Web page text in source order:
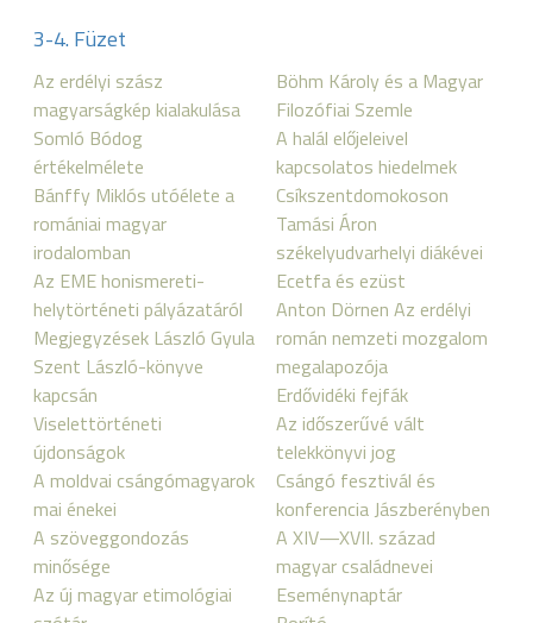
3-4. Füzet
Az erdélyi szász
magyarságkép kialakulása
Somló Bódog
értékelmélete
Bánffy Miklós utóélete a
romániai magyar
irodalomban
Az EME honismereti-
helytörténeti pályázatáról
Megjegyzések László Gyula
Szent László-könyve
kapcsán
Viselettörténeti
újdonságok
A moldvai csángómagyarok
mai énekei
A szöveggondozás
minősége
Az új magyar etimológiai
Böhm Károly és a Magyar
Filozófiai Szemle
A halál előjeleivel
kapcsolatos hiedelmek
Csíkszentdomokoson
Tamási Áron
székelyudvarhelyi diákévei
Ecetfa és ezüst
Anton Dörnen Az erdélyi
román nemzeti mozgalom
megalapozója
Erdővidéki fejfák
Az időszerűvé vált
telekkönyvi jog
Csángó fesztivál és
konferencia Jászberényben
A XIV—XVII. század
magyar családnevei
Eseménynaptár